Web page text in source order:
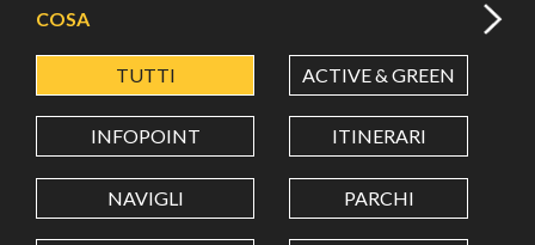
LATITUDINE
LONGITUDINE
COSA
TUTTI ACTIVE & GREEN
INFOPOINT ITINERARI
NAVIGLI PARCHI